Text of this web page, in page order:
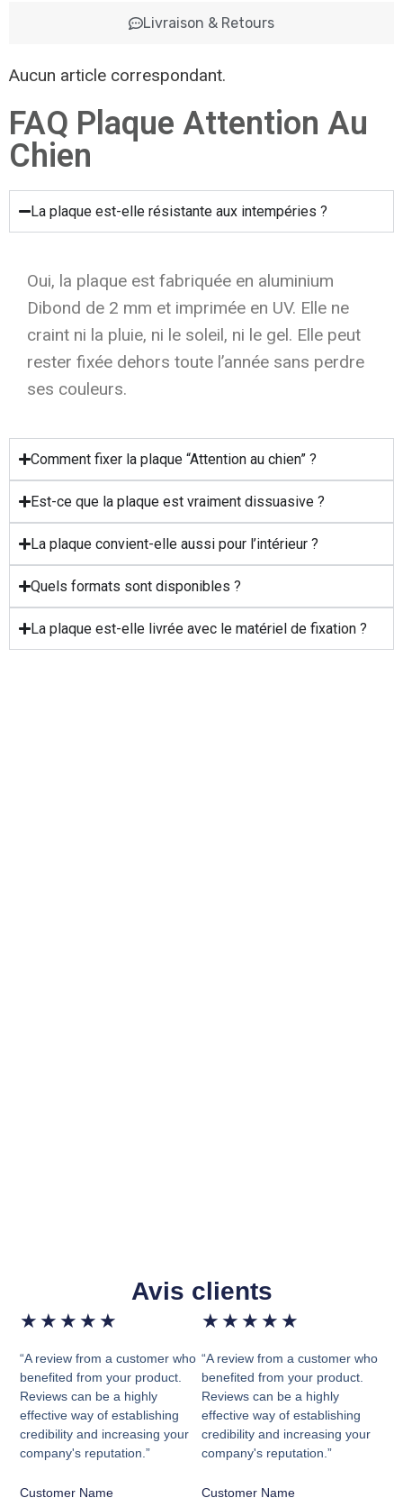
Livraison & Retours
Aucun article correspondant.
FAQ Plaque Attention Au
Chien
La plaque est-elle résistante aux intempéries ?
Oui, la plaque est fabriquée en aluminium
Dibond de 2 mm et imprimée en UV. Elle ne
craint ni la pluie, ni le soleil, ni le gel. Elle peut
rester fixée dehors toute l’année sans perdre
ses couleurs.
Comment fixer la plaque “Attention au chien” ?
Est-ce que la plaque est vraiment dissuasive ?
La plaque convient-elle aussi pour l’intérieur ?
Quels formats sont disponibles ?
La plaque est-elle livrée avec le matériel de fixation ?
Avis clients
★ ★ ★ ★ ★
“A review from a customer who
benefited from your product.
Reviews can be a highly
effective way of establishing
credibility and increasing your
company's reputation.”
Customer Name
★ ★ ★ ★ ★
“A review from a customer who
benefited from your product.
Reviews can be a highly
effective way of establishing
credibility and increasing your
company's reputation.”
Customer Name